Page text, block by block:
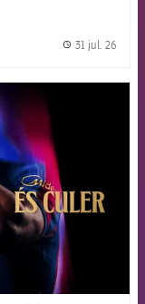
31 jul. 26
badge